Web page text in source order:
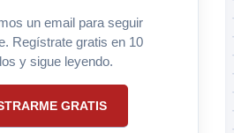
un email para seguir
Regístrate gratis en 10
y sigue leyendo.
GRATIS